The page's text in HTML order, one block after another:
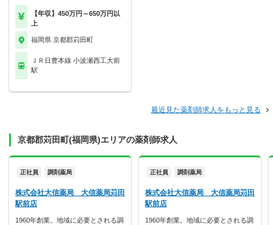
【年収】450万円～650万円以
上
福岡県 京都郡苅田町
ＪＲ日豊本線 小波瀬西工大前
駅
最近見た薬剤師求人をもっと見る
京都郡苅田町(福岡県)エリアの薬剤師求人
正社員 調剤薬局
株式会社大信薬局 大信薬局苅田
駅前店
1960年創業。地域に必要とされる調
正社員 調剤薬局
株式会社大信薬局 大信薬局苅田
駅前店
1960年創業。地域に必要とされる調